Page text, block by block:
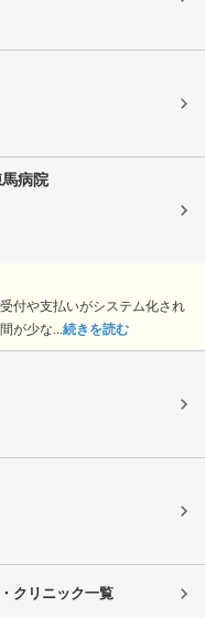
病院
付や支払いがシステム化され
が少な...続きを読む
クリニック一覧